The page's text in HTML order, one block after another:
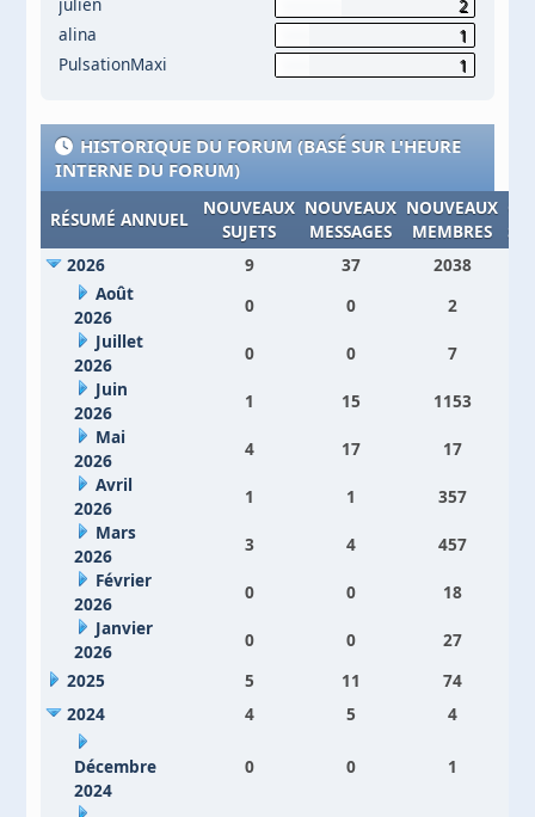
julien
2
alina
1
PulsationMaxi
1
HISTORIQUE DU FORUM (BASÉ SUR L'HEURE
INTERNE DU FORUM)
RÉSUMÉ ANNUEL
NOUVEAUX
SUJETS
NOUVEAUX
MESSAGES
NOUVEAUX
MEMBRES
2026
9 37
2038
Août
2026
0 0
2
Juillet
2026
0 0
7
Juin
2026
1 15
1153
Mai
2026
4 17
17
Avril
2026
1 1
357
Mars
2026
3 4
457
Février
2026
0 0
18
Janvier
2026
0 0
27
2025
5 11
74
2024
4 5 4
Décembre
2024
0 0 1